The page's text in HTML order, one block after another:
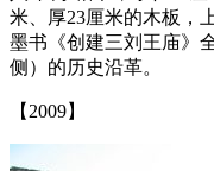
米、厚23厘米的木板，
墨书《创建三刘王庙》
侧）的历史沿革。
【2009】